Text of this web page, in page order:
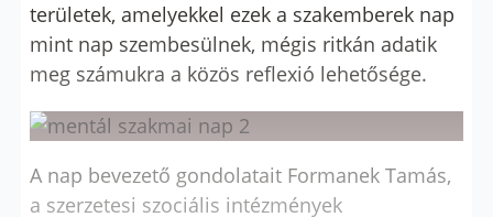
területek, amelyekkel ezek a szakemberek nap
mint nap szembesülnek, mégis ritkán adatik
meg számukra a közös reflexió lehetősége.
A nap bevezető gondolatait Formanek Tamás,
a szerzetesi szociális intézmények